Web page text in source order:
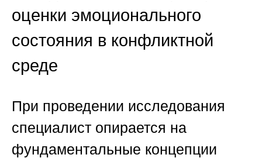
оценки эмоционального
состояния в конфликтной
среде
При проведении исследования
специалист опирается на
фундаментальные концепции